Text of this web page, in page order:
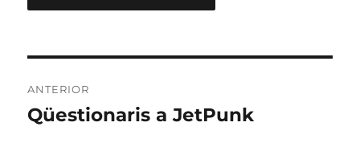
d'entrades
ANTERIOR
Entrada
Qüestionaris a JetPunk